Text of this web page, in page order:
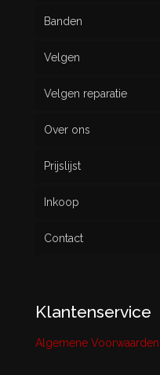
Banden
Nieuw
Gebruikt
Velgen
Velgen reparatie
Over ons
Prijslijst
Inkoop
Contact
Klantenservice
Algemene Voorwaarden